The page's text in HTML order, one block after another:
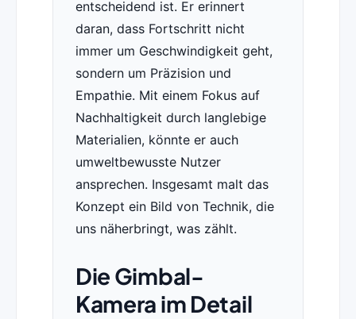
entscheidend ist. Er erinnert
daran, dass Fortschritt nicht
immer um Geschwindigkeit geht,
sondern um Präzision und
Empathie. Mit einem Fokus auf
Nachhaltigkeit durch langlebige
Materialien, könnte er auch
umweltbewusste Nutzer
ansprechen. Insgesamt malt das
Konzept ein Bild von Technik, die
uns näherbringt, was zählt.
Die Gimbal-
Kamera im Detail